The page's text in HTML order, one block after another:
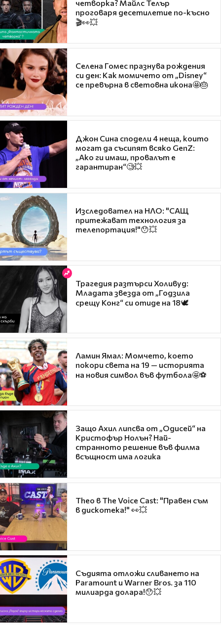
четворка? Майлс Телър
проговаря десетилетие по-късно
🎬👀💥
Селена Гомес празнува рождения
си ден: Как момичето от „Disney“
се превърна в световна икона🤩🎂
Джон Сина сподели 4 неща, които
могат да съсипят всяко GenZ:
„Ако ги имаш, провалът е
гарантиран“🧐💥
Изследовател на НЛО: "САЩ
притежават технология за
телепортация!"😯💥
Трагедия разтърси Холивуд:
Младата звезда от „Годзила
срещу Конг“ си отиде на 18🕊️
Ламин Ямал: Момчето, което
покори света на 19 — историята
на новия символ във футбола🤩⚽
Защо Ахил липсва от „Одисей“ на
Кристофър Нолън? Най-
странното решение във филма
всъщност има логика
Theo в The Voice Cast: "Правен съм
в дискотека!" 👀💥
Съдията отложи сливането на
Paramount и Warner Bros. за 110
милиарда долара!😯💥